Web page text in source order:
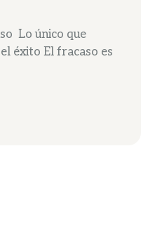
Lo único que
éxito El fracaso es